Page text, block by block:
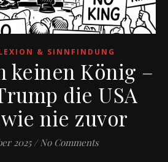
& SINNFINDUNG
keinen König –
die USA
nie zuvor
2025 / No Comments